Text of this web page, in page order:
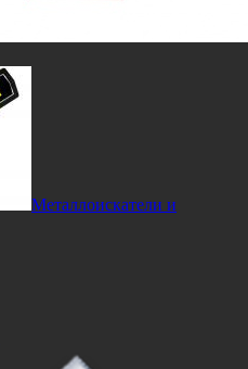
Металлоискатели и